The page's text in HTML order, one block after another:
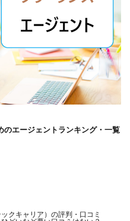
エージェントランキング・一覧
クキャリア）の評判・口コミ